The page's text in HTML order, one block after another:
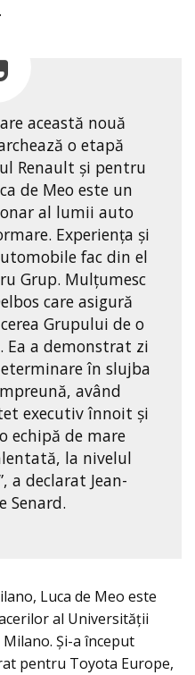
această nouă
o etapă
Renault și pentru
de Meo este un
al lumii auto
Experienţa și
fac din el
Grup. Mulțumesc
care asigură
Grupului de o
Ea a demonstrat zi
în slujba
având
executiv înnoit și
echipă de mare
la nivelul
a declarat Jean-
Senard.
Luca de Meo este
al Universității
Și-a început
pentru Toyota Europe,